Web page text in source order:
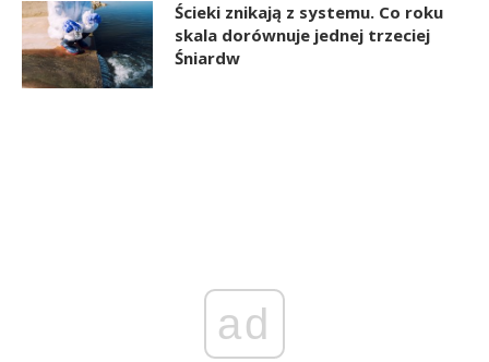
Ścieki znikają z systemu. Co roku
skala dorównuje jednej trzeciej
Śniardw
ad